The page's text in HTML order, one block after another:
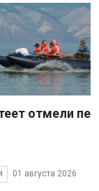
отмели
01 августа 2026